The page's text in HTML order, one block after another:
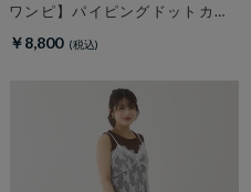
ワンピ】パイピングドットカッ
￥8,800